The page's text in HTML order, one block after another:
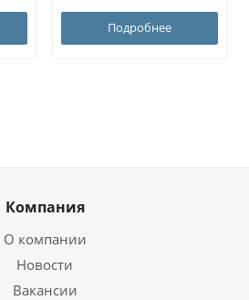
Подробнее
Компания
О компании
Новости
Вакансии